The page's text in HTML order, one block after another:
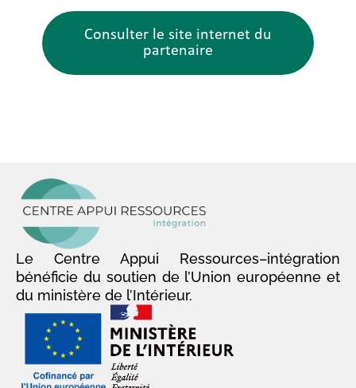
Consulter le site internet du
partenaire
Le Centre Appui Ressources–intégration
bénéficie du soutien de l’Union européenne et
du ministère de l’Intérieur.